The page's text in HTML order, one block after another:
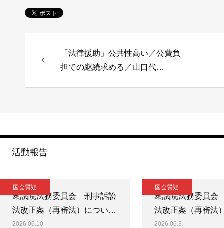
「法律援助」公共性高い／公費負
担での継続求める／山口代…
活動報告
国会質疑
衆議院法務委員会 刑事訴訟
法改正案（再審法）につい…
2026.06.10
国会質疑
衆議院法務委員
法改正案（再審法
2026.06.3